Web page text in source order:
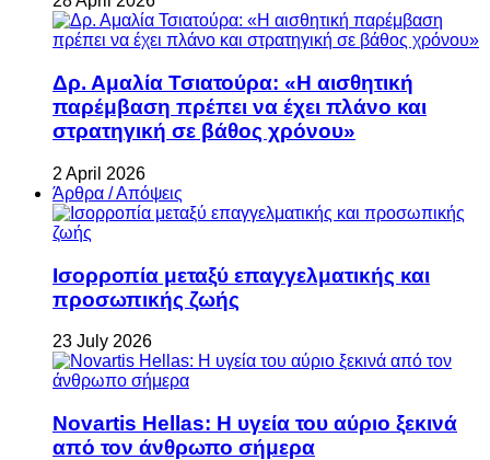
Δρ. Αμαλία Τσιατούρα: «Η αισθητική
παρέμβαση πρέπει να έχει πλάνο και
στρατηγική σε βάθος χρόνου»
2 April 2026
Άρθρα / Απόψεις
Ισορροπία μεταξύ επαγγελματικής και
προσωπικής ζωής
23 July 2026
Novartis Hellas: Η υγεία του αύριο ξεκινά
από τον άνθρωπο σήμερα